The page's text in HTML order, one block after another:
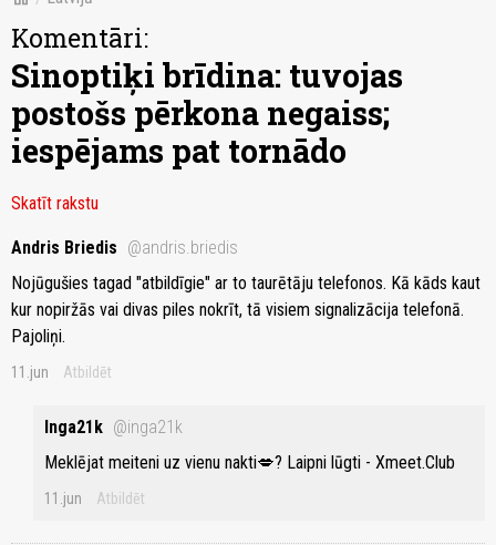
Komentāri:
Sinoptiķi brīdina: tuvojas
postošs pērkona negaiss;
iespējams pat tornādo
Skatīt rakstu
Andris Briedis @andris.briedis
Nojūgušies tagad "atbildīgie" ar to taurētāju telefonos. Kā kāds kaut
kur nopiržās vai divas piles nokrīt, tā visiem signalizācija telefonā.
Pajoliņi.
11.jun Atbildēt
Inga21k @inga21k
Meklējat meiteni uz vienu nakti💋? Laipni lūgti - Xmeet.Club
11.jun Atbildēt